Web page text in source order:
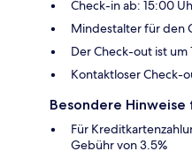
Check-in ab: 15:00
Mindestalter für den
Der Check-out ist um
Kontaktloser Check-
Besondere Hinweise
Für
Gebühr von 3.5%